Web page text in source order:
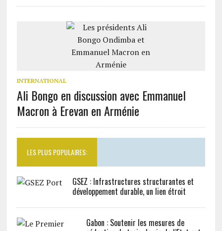
INTERNATIONAL
Ali Bongo en discussion avec Emmanuel
Macron à Erevan en Arménie
LES PLUS POPULAIRES:
GSEZ : Infrastructures structurantes et
développement durable, un lien étroit
Gabon : Soutenir les mesures de